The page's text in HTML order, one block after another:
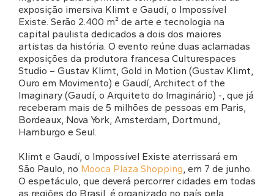
exposição imersiva Klimt e Gaudí, o Impossível
Existe. Serão 2.400 m² de arte e tecnologia na
capital paulista dedicados a dois dos maiores
artistas da história. O evento reúne duas aclamadas
exposições da produtora francesa Culturespaces
Studio – Gustav Klimt, Gold in Motion (Gustav Klimt,
Ouro em Movimento) e Gaudí, Architect of the
Imaginary (Gaudí, o Arquiteto do Imaginário) -, que já
receberam mais de 5 milhões de pessoas em Paris,
Bordeaux, Nova York, Amsterdam, Dortmund,
Hamburgo e Seul.
Klimt e Gaudí, o Impossível Existe aterrissará em
São Paulo, no Mooca Plaza Shopping, em 7 de junho.
O espetáculo, que deverá percorrer cidades em todas
as regiões do Brasil, é organizado no país pela